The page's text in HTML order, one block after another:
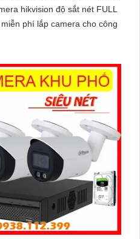
hikvision độ sắt nét FULL
phí lắp camera cho công